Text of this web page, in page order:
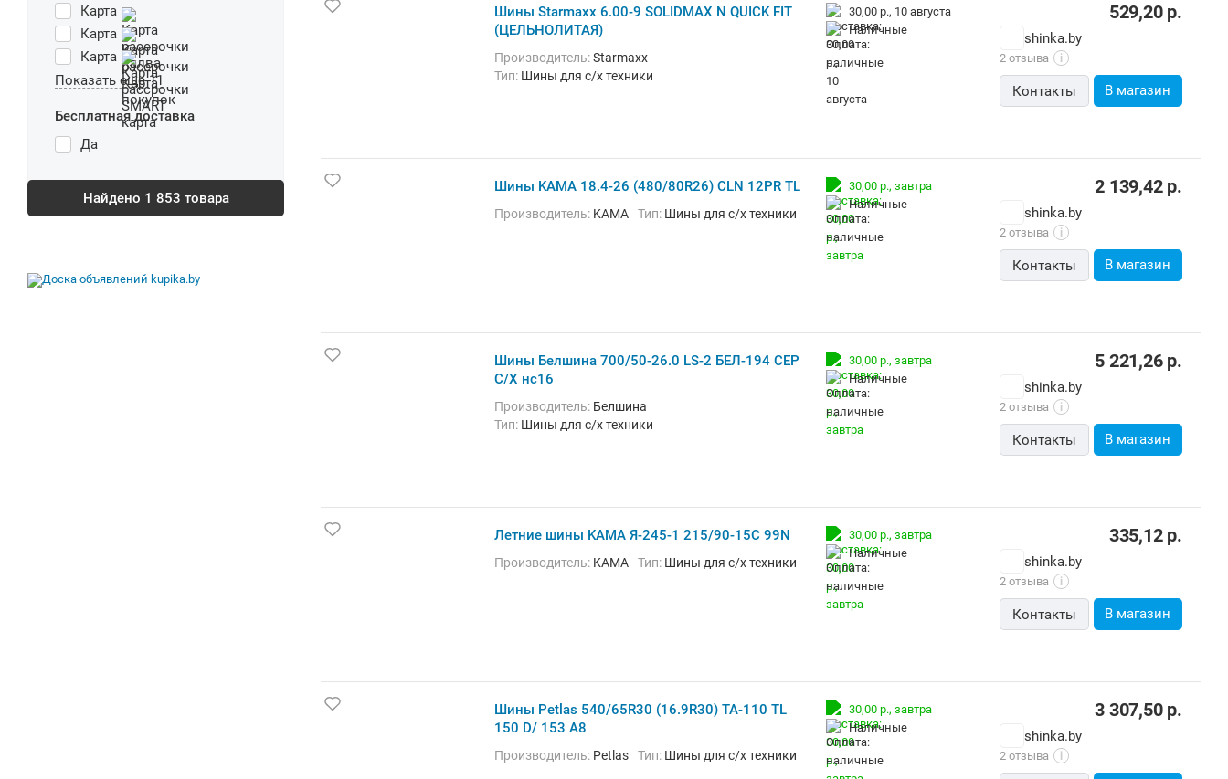
Карта
Карта
Карта
Показать еще 11
Бесплатная доставка
Да
Найдено 1 853 товара
Шины Starmaxx 6.00-9 SOLIDMAX N QUICK FIT
(ЦЕЛЬНОЛИТАЯ)
Производитель:Starmaxx
Тип: Шины для с/х техники
30,00 р., 10 августа
наличные
529,20р.
shinka.by
2 отзыва i
Контакты В магазин
Шины KAMA 18.4-26 (480/80R26) CLN 12PR TL
Производитель: KAMA Тип: Шины для с/х техники
30,00 р., завтра
наличные
2 139,42р.
shinka.by
2 отзыва i
Контакты В магазин
Шины Белшина 700/50-26.0 LS-2 БЕЛ-194 СЕР
С/Х нс16
Производитель: Белшина
Тип: Шины для с/х техники
30,00 р., завтра
наличные
5 221,26р.
shinka.by
2 отзыва i
Контакты В магазин
Летние шины KAMA Я-245-1 215/90-15C 99N
Производитель: KAMA Тип: Шины для с/х техники
30,00 р., завтра
наличные
335,12р.
shinka.by
2 отзыва i
Контакты В магазин
Шины Petlas 540/65R30 (16.9R30) TA-110 TL
150 D/ 153 A8
Производитель: Petlas Тип: Шины для с/х техники
30,00 р., завтра
наличные
3 307,50р.
shinka.by
2 отзыва i